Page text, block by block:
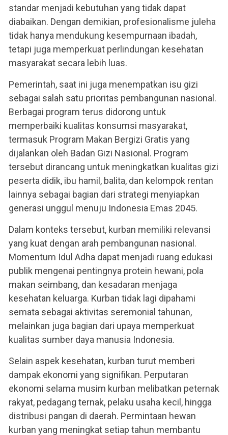
standar menjadi kebutuhan yang tidak dapat
diabaikan. Dengan demikian, profesionalisme juleha
tidak hanya mendukung kesempurnaan ibadah,
tetapi juga memperkuat perlindungan kesehatan
masyarakat secara lebih luas.
Pemerintah, saat ini juga menempatkan isu gizi
sebagai salah satu prioritas pembangunan nasional.
Berbagai program terus didorong untuk
memperbaiki kualitas konsumsi masyarakat,
termasuk Program Makan Bergizi Gratis yang
dijalankan oleh Badan Gizi Nasional. Program
tersebut dirancang untuk meningkatkan kualitas gizi
peserta didik, ibu hamil, balita, dan kelompok rentan
lainnya sebagai bagian dari strategi menyiapkan
generasi unggul menuju Indonesia Emas 2045.
Dalam konteks tersebut, kurban memiliki relevansi
yang kuat dengan arah pembangunan nasional.
Momentum Idul Adha dapat menjadi ruang edukasi
publik mengenai pentingnya protein hewani, pola
makan seimbang, dan kesadaran menjaga
kesehatan keluarga. Kurban tidak lagi dipahami
semata sebagai aktivitas seremonial tahunan,
melainkan juga bagian dari upaya memperkuat
kualitas sumber daya manusia Indonesia.
Selain aspek kesehatan, kurban turut memberi
dampak ekonomi yang signifikan. Perputaran
ekonomi selama musim kurban melibatkan peternak
rakyat, pedagang ternak, pelaku usaha kecil, hingga
distribusi pangan di daerah. Permintaan hewan
kurban yang meningkat setiap tahun membantu